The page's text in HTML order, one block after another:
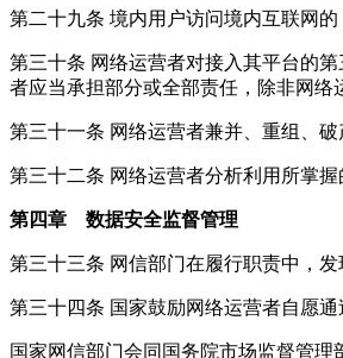
第二十九条 境内用户访问境内互联网的
第三十条 网络运营者对接入其平台的
者应当承担部分或全部责任，除非网络
第三十一条 网络运营者兼并、重组、
第三十二条 网络运营者分析利用所掌
第四章 数据安全监督管理
第三十三条 网信部门在履行职责中，
第三十四条 国家鼓励网络运营者自愿
国家网信部门会同国务院市场监督管